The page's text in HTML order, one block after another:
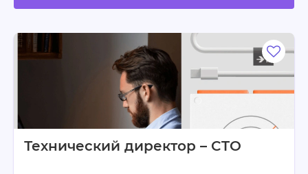
Технический директор – CTO